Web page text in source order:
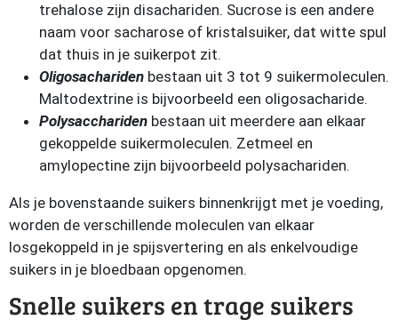
trehalose zijn disachariden. Sucrose is een andere
naam voor sacharose of kristalsuiker, dat witte spul
dat thuis in je suikerpot zit.
Oligosachariden bestaan uit 3 tot 9 suikermoleculen.
Maltodextrine is bijvoorbeeld een oligosacharide.
Polysacchariden bestaan uit meerdere aan elkaar
gekoppelde suikermoleculen. Zetmeel en
amylopectine zijn bijvoorbeeld polysachariden.
Als je bovenstaande suikers binnenkrijgt met je voeding,
worden de verschillende moleculen van elkaar
losgekoppeld in je spijsvertering en als enkelvoudige
suikers in je bloedbaan opgenomen.
Snelle suikers en trage suikers